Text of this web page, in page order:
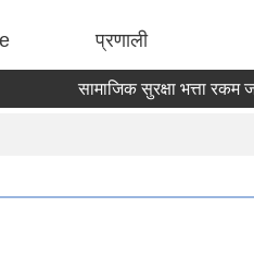
प्रणाली
सामाजिक सुरक्षा भत्ता रकम जम्मा